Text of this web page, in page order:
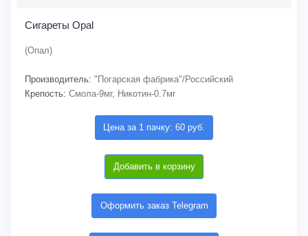
Сигареты Opal
(Опал)
Производитель: "Погарская фабрика"/Российский
Крепость: Смола-9мг, Никотин-0.7мг
Цена за 1 пачку: 60 руб.
Добавить в корзину
Оформить заказ Telegram